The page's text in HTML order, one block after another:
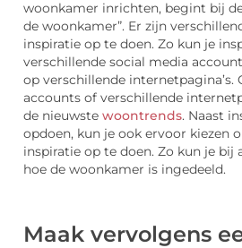
woonkamer inrichten, begint bij
de woonkamer”. Er zijn
inspiratie op te doen. Zo kun je
verschillende social media
op verschillende internetpagina’s.
accounts of verschillende
de nieuwste woontrends. Naast
opdoen, kun je ook ervoor kiezen
inspiratie op te doen. Zo kun je bij
hoe de woonkamer is ingedeeld.
Maak vervolgens